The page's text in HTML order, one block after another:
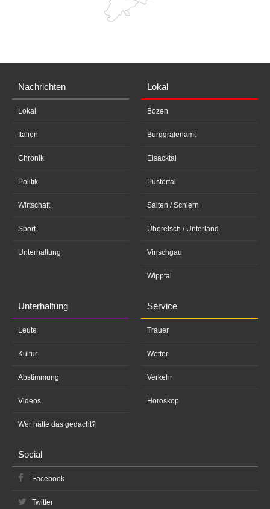
Nachrichten
Lokal
Italien
Chronik
Politik
Wirtschaft
Sport
Unterhaltung
Lokal
Bozen
Burggrafenamt
Eisacktal
Pustertal
Salten / Schlern
Überetsch / Unterland
Vinschgau
Wipptal
Unterhaltung
Leute
Kultur
Abstimmung
Videos
Wer hätte das gedacht?
Service
Trauer
Wetter
Verkehr
Horoskop
Social
Facebook
Twitter